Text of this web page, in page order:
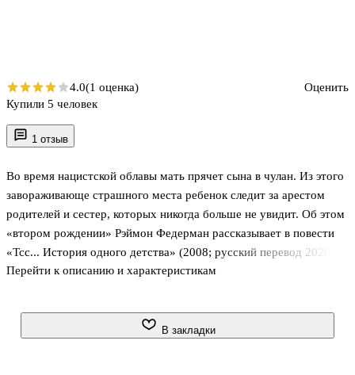
1 отзыв
Во время нацистской облавы мать прячет сына в чулан. Из этого
завораживающе страшного места ребенок следит за арестом
родителей и сестер, которых никогда больше не увидит. Об этом
«втором рождении» Рэймон Федерман рассказывает в повести
«Тсс... История одного детства» (2008; русский перевод 2020). В
раннем экспериментальном тексте «Голос в чулане» (1979) он,
Перейти к описанию и характеристикам
4.0(1 оценка)
Оценить
Купили 5 человек
В закладки